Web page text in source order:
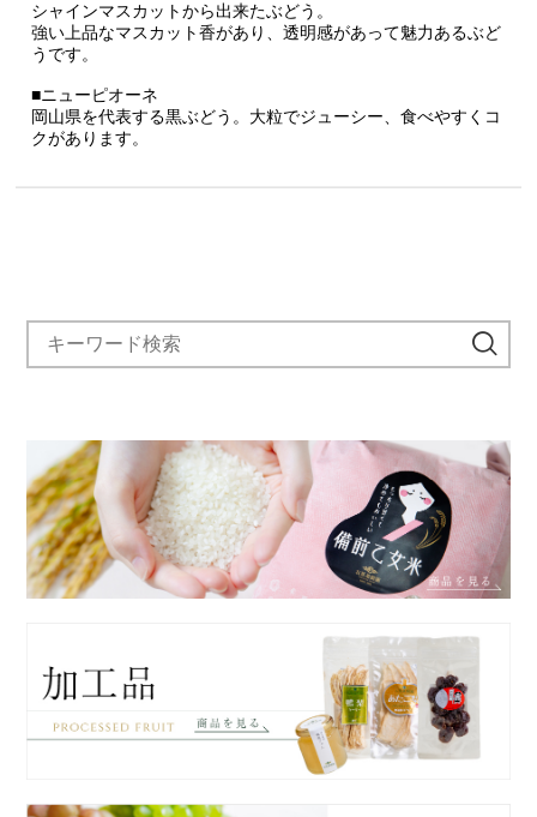
シャインマスカットから出来たぶどう。
強い上品なマスカット香があり、透明感があって魅力あるぶど
うです。
■ニューピオーネ
岡山県を代表する黒ぶどう。大粒でジューシー、食べやすくコ
クがあります。